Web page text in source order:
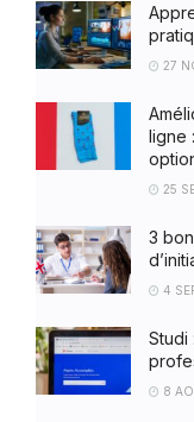
27
ligne
25
3
4
Studi
8